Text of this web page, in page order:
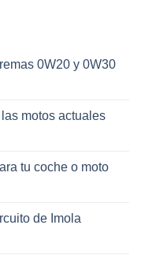
0W20 y 0W30
motos actuales
tu coche o moto
de Imola